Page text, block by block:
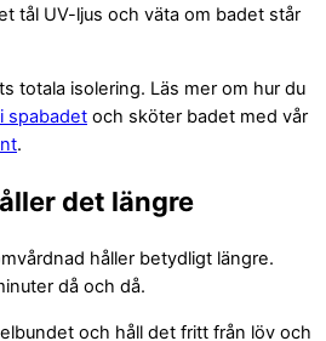
tål UV-ljus och väta om badet står
totala isolering. Läs mer om hur du
spabadet och sköter badet med vår
.
det längre
håller betydligt längre.
då och då.
och håll det fritt från löv och